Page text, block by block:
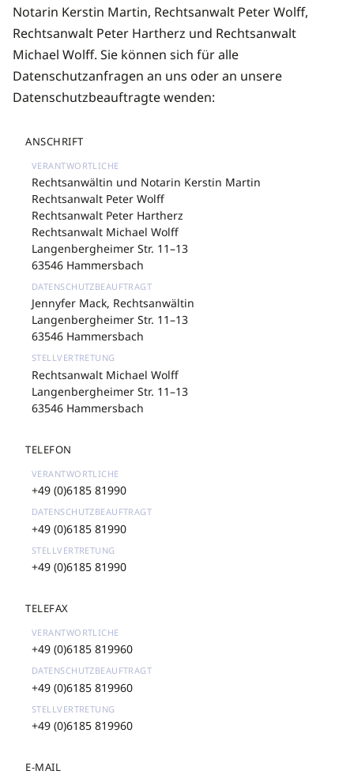
Notarin Kerstin Martin, Rechtsanwalt Peter Wolff,
Rechtsanwalt Peter Hartherz und Rechtsanwalt
Michael Wolff. Sie können sich für alle
Datenschutzanfragen an uns oder an unsere
Datenschutzbeauftragte wenden:
ANSCHRIFT
Rechtsanwältin und Notarin Kerstin Martin
Rechtsanwalt Peter Wolff
Rechtsanwalt Peter Hartherz
Rechtsanwalt Michael Wolff
Langenbergheimer Str. 11–13
63546 Hammersbach
Jennyfer Mack, Rechtsanwältin
Langenbergheimer Str. 11–13
63546 Hammersbach
Rechtsanwalt Michael Wolff
Langenbergheimer Str. 11–13
63546 Hammersbach
TELEFON
+49 (0)6185 81990
+49 (0)6185 81990
+49 (0)6185 81990
TELEFAX
+49 (0)6185 819960
+49 (0)6185 819960
+49 (0)6185 819960
E-MAIL